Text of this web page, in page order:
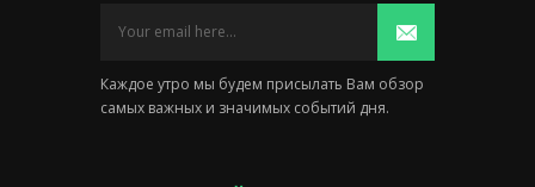
Каждое утро мы будем присылать Вам обзор
самых важных и значимых событий дня.